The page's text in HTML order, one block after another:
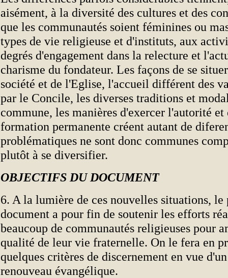
aisément, à la diversité des cultures et des
que les communautés soient féminines ou
types de vie religieuse et d'instituts, aux
degrés d'engagement dans la relecture et
charisme du fondateur. Les façons de se
société et de l'Eglise, l'accueil différent des
par le Concile, les diverses traditions et
commune, les manières d'exercer l'autorité
formation permanente créent autant de
problématiques ne sont donc communes
plutôt à se diversifier.
OBJECTIFS DU DOCUMENT
6. A la lumière de ces nouvelles situations, le
document a pour fin de soutenir les efforts
beaucoup de communautés religieuses pour
qualité de leur vie fraternelle. On le fera en
quelques critères de discernement en vue
renouveau évangélique.